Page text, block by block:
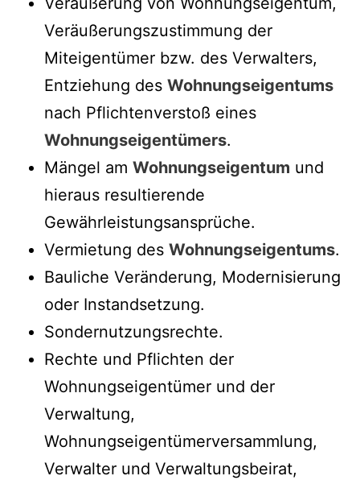
Veräußerungszustimmung der
Miteigentümer bzw. des Verwalters,
Entziehung des Wohnungseigentums
nach Pflichtenverstoß eines
Wohnungseigentümers.
Mängel am Wohnungseigentum und
hieraus resultierende
Gewährleistungsansprüche.
Vermietung des Wohnungseigentums.
Bauliche Veränderung, Modernisierung
oder Instandsetzung.
Sondernutzungsrechte.
Rechte und Pflichten der
Wohnungseigentümer und der
Verwaltung,
Wohnungseigentümerversammlung,
Verwalter und Verwaltungsbeirat,